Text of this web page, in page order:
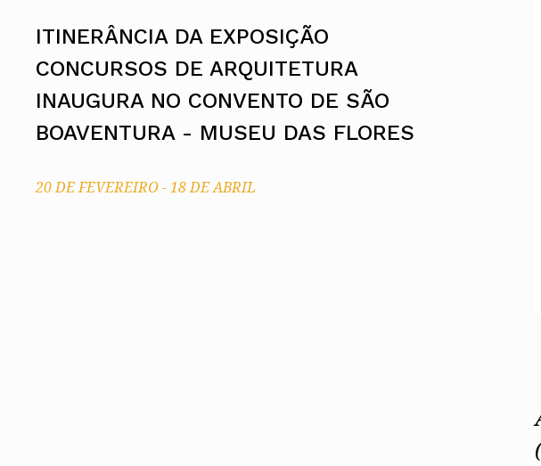
Conselho de Disciplina Nacional
Conselho de Supervisão
ITINERÂNCIA DA EXPOSIÇÃO
CONCURSOS DE ARQUITETURA
INAUGURA NO CONVENTO DE SÃO
BOAVENTURA - MUSEU DAS FLORES
20 DE FEVEREIRO-18 DE ABRIL